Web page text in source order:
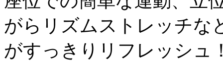
がらリズムストレッチな
がすっきりリフレッシュ